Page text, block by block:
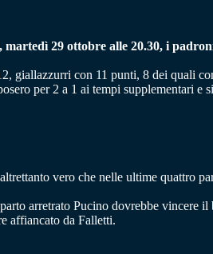
29 ottobre alle 20.30, i
giallazzurri con 11 punti, 8 dei quali
per 2 a 1 ai tempi supplementari e
vero che nelle ultime quattro
arretrato Pucino dovrebbe vincere
affiancato da Falletti.